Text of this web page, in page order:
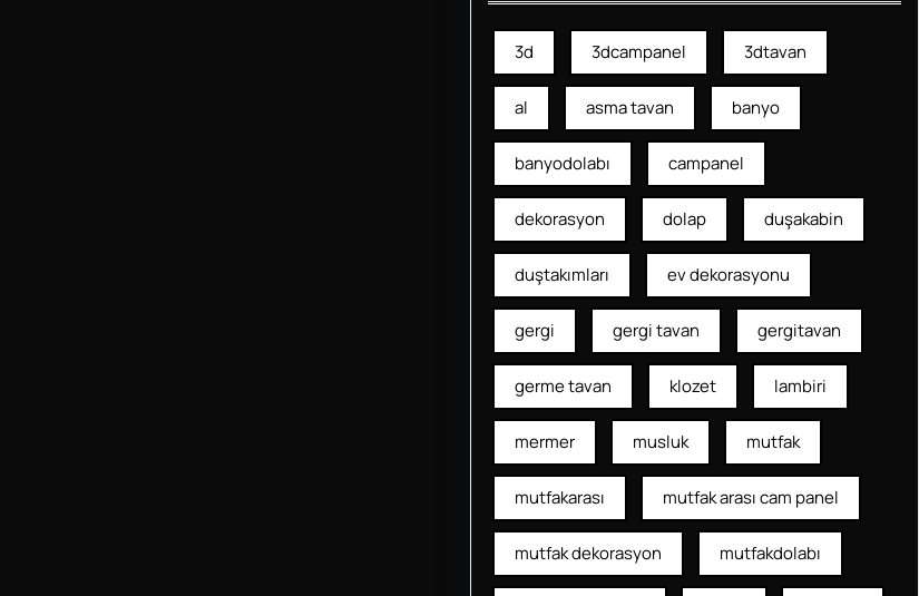
3d 3dcampanel 3dtavan
al asma tavan banyo
banyodolabı campanel
dekorasyon dolap duşakabin
duştakımları ev dekorasyonu
gergi gergi tavan gergitavan
germe tavan klozet lambiri
mermer musluk mutfak
mutfakarası mutfak arası cam panel
mutfak dekorasyon mutfakdolabı